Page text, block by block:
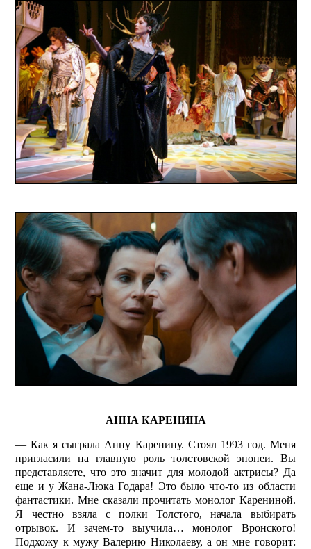
АННА КАРЕНИНА
— Как я сыграла Анну Каренину. Стоял 1993 год. Меня
пригласили на главную роль толстовской эпопеи. Вы
представляете, что это значит для молодой актрисы? Да
еще и у Жана-Люка Годара! Это было что-то из области
фантастики. Мне сказали прочитать монолог Карениной.
Я честно взяла с полки Толстого, начала выбирать
отрывок. И зачем-то выучила… монолог Вронского!
Подхожу к мужу Валерию Николаеву, а он мне говорит: